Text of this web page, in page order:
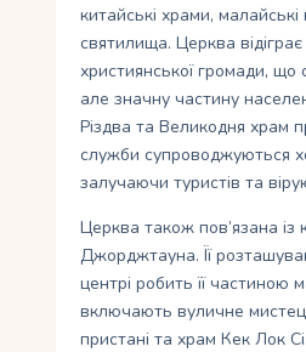
китайські храми, малайські
святилища. Церква відіграє
християнської громади, що
але значну частину
Різдва та Великодня храм
служби супроводжуються
залучаючи туристів та
Церква також пов’язана
Джорджтауна. Її
центрі робить її частиною
включають вуличне
пристані та храм Кек Лок